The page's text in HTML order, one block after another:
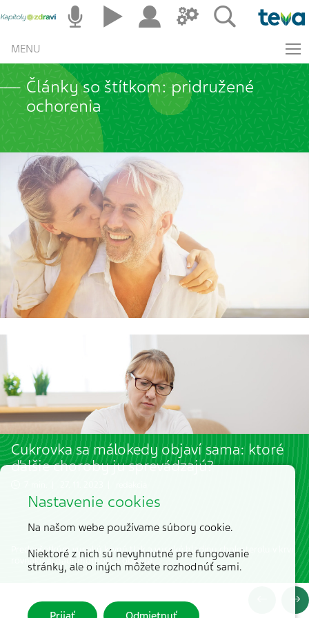
MENU
Články so štítkom: pridružené
ochorenia
Cukrovka sa málokedy objaví sama: ktoré
ďalšie choroby ju sprevádzajú?
Predovšetkým vysoký krvný tlak a vysoké hladiny cholesterolu v krvi,
rovnako aj nadhmotnosť a obezita.
Nastavenie cookies
Na našom webe používame súbory cookie.
Niektoré z nich sú nevyhnutné pre fungovanie
stránky, ale o iných môžete rozhodnúť sami.